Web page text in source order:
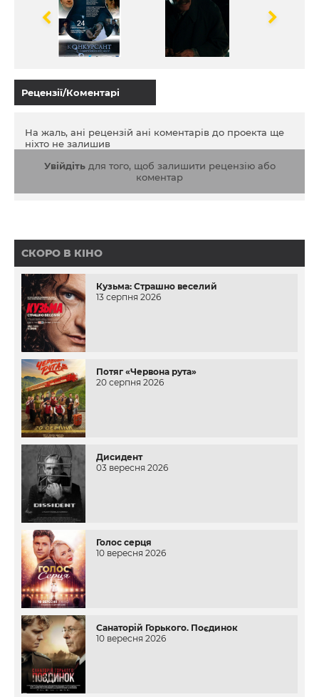
Рецензії/Коментарі
На жаль, ані рецензій ані коментарів до проекта ще
ніхто не залишив
Увійдітьдля того, щоб залишити рецензію або
коментар
СКОРО В КІНО
Кузьма: Страшно веселий
13 серпня 2026
Потяг «Червона рута»
20 серпня 2026
Дисидент
03 вересня 2026
Голос серця
10 вересня 2026
Санаторій Горького. Поєдинок
10 вересня 2026